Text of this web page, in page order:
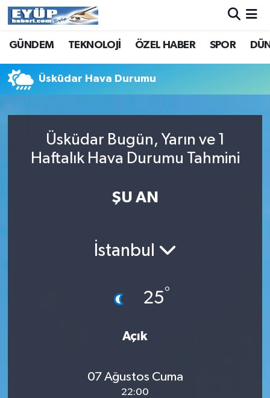
GÜNDEM TEKNOLOJİ ÖZEL HABER SPOR
Üsküdar Hava Durumu
Üsküdar Bugün, Yarın ve 1
Haftalık Hava Durumu Tahmini
ŞU AN
İstanbul
25°
Açık
07 Ağustos Cuma
22:00